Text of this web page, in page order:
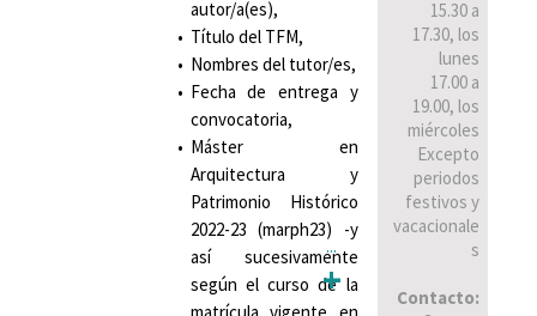
15.30 a
17.30, los
lunes
17.00 a
19.00, los
miércoles
Excepto
periodos
festivos y
vacacionale
s
Contacto:
autor/a(es),
Título del TFM,
Nombres del tutor/es,
Fecha de entrega y
convocatoria,
Máster en
Arquitectura y
Patrimonio Histórico
2022-23 (marph23) -y
así sucesivamente
según el curso de la
...
+